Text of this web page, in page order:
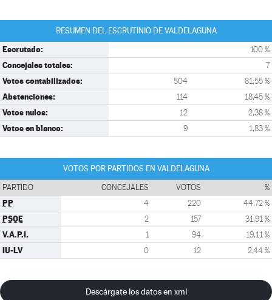
RESUMEN DEL ESCRUTINIO DE VALDELAGUNA
Escrutado: 100 %
Concejales totales: 7
Votos contabilizados: 504 81,55 %
Abstenciones: 114 18,45 %
Votos nulos: 12 2,38 %
Votos en blanco: 9 1,83 %
VOTOS POR PARTIDOS EN VALDELAGUNA
PARTIDO CONCEJALES VOTOS %
PP 4 220 44,72 %
PSOE 2 157 31,91 %
V.A.P.I. 1 94 19,11 %
IU-LV 0 12 2,44 %
Descárgate los datos en xml